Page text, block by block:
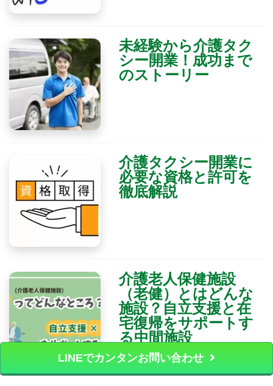
未経験から介護タク
シー開業！成功まで
のストーリー
介護タクシー開業に
必要な資格と許可を
徹底解説
介護老人保健施設
（老健）とはどんな
施設？自立支援と在
宅復帰をサポートす
る中間施設
LINEでカンタンお問い合わせ